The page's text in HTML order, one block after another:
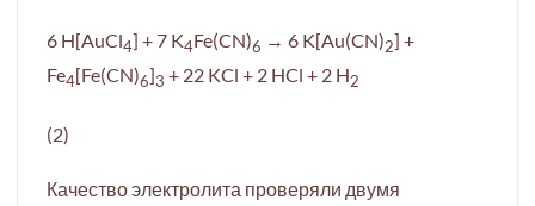
6 H[AuCl4] + 7 K4Fe(CN)6 → 6 K[Au(CN)2] +
Fe4[Fe(CN)6]3 + 22 KCl + 2 HCl + 2 H2
(2)
Качество электролита проверяли двумя